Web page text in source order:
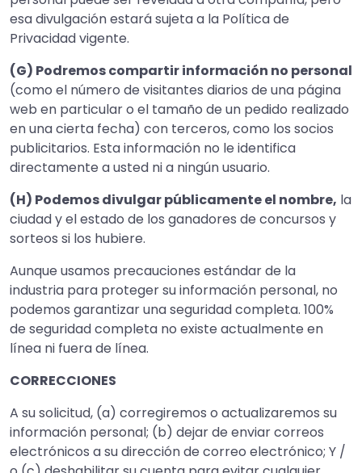
esa divulgación estará sujeta a la Política de
Privacidad vigente.
(G) Podremos compartir información no personal
(como el número de visitantes diarios de una página
web en particular o el tamaño de un pedido realizado
en una cierta fecha) con terceros, como los socios
publicitarios. Esta información no le identifica
directamente a usted ni a ningún usuario.
(H) Podemos divulgar públicamente el nombre, la
ciudad y el estado de los ganadores de concursos y
sorteos si los hubiere.
Aunque usamos precauciones estándar de la
industria para proteger su información personal, no
podemos garantizar una seguridad completa. 100%
de seguridad completa no existe actualmente en
línea ni fuera de línea.
CORRECCIONES
A su solicitud, (a) corregiremos o actualizaremos su
información personal; (b) dejar de enviar correos
electrónicos a su dirección de correo electrónico; Y /